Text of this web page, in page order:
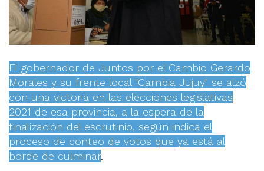
El gobernador de Juntos por el Cambio Gerardo
Morales y su frente local "Cambia Jujuy" se alzó
con una victoria en las elecciones legislativas
2021 de esa provincia, a la espera de la
finalización del escrutinio, según indica el
proceso de conteo de votos que ya está al
borde de culminar.